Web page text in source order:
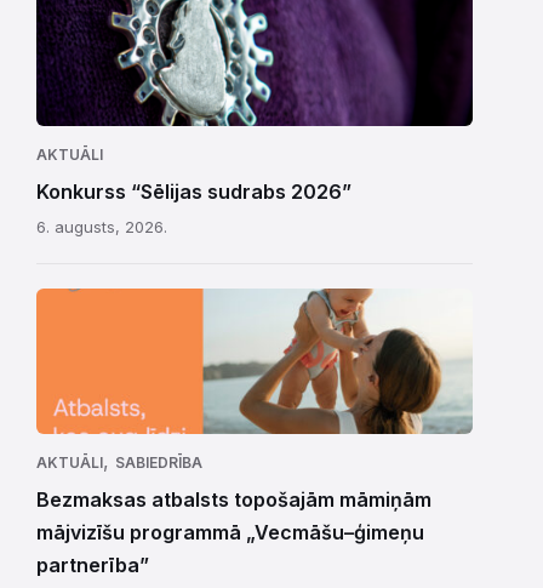
AKTUĀLI
Konkurss “Sēlijas sudrabs 2026”
6. augusts, 2026.
AKTUĀLI, SABIEDRĪBA
Bezmaksas atbalsts topošajām māmiņām
mājvizīšu programmā „Vecmāšu–ģimeņu
partnerība”